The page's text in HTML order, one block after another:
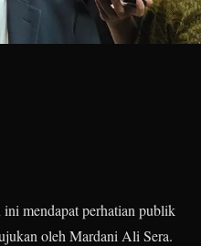
mendapat perhatian publik
oleh Mardani Ali Sera.